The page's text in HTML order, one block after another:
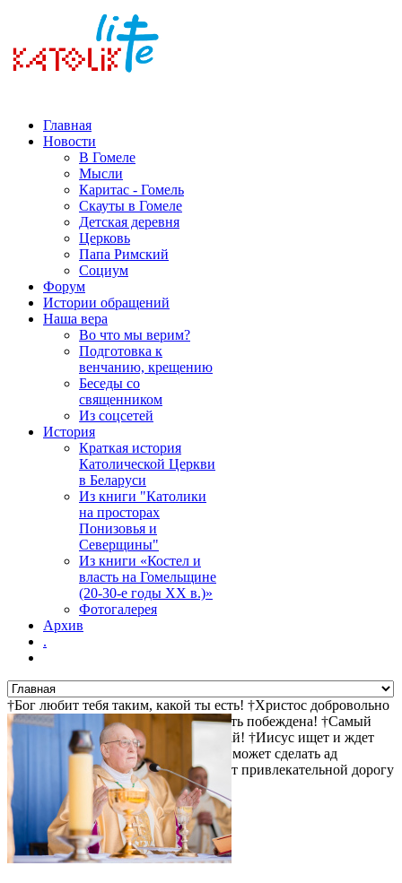
Главная
Новости
В Гомеле
Мысли
Каритас - Гомель
Скауты в Гомеле
Детская деревня
Церковь
Папа Римский
Социум
Форум
Истории обращений
Наша вера
Во что мы верим?
Подготовка к
венчанию, крещению
Беседы со
священником
Из соцсетей
История
Краткая история
Католической Церкви
в Беларуси
Из книги "Католики
на просторах
Понизовья и
Северщины"
Из книги «Костел и
власть на Гомельщине
(20-30-е годы ХХ в.)»
Фотогалерея
Архив
.
†Бог любит тебя таким, какой ты есть! †Христос добровольно
пошел на крест за твои грехи †Смерть побеждена! †Самый
прямой путь к спасению - не осуждай! †Иисус ищет и ждет
тебя! †Христос воскрес! †Дьявол не может сделать ад
привлекательным, поэтому он делает привлекательной дорогу
туда